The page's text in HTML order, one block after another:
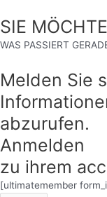
SIE
WAS PASSIERT
Melden Sie
abzurufen.
Anmelden
zu ihrem
[ultimatemember